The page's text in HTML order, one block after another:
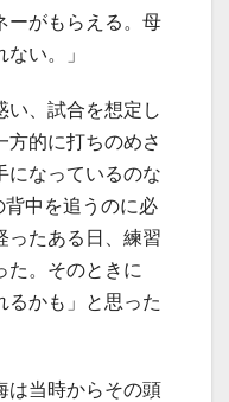
ーがもらえる。母
い。」
い、試合を想定し
方的に打ちのめさ
になっているのな
中を追うのに必
ったある日、練習
た。そのときに
るかも」と思った
は当時からその頭